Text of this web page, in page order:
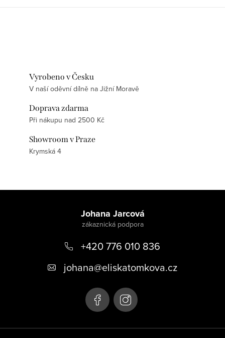
Vyrobeno v Česku
V naší oděvní dílně na Jižní Moravě
Doprava zdarma
Při nákupu nad 2500 Kč
Showroom v Praze
Krymská 4
Johana Jarcová
+420 776 010 836
johana@eliskatomkova.cz